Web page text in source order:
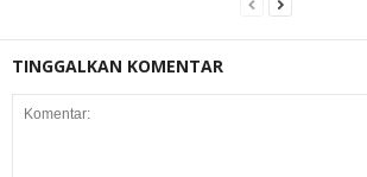
TINGGALKAN KOMENTAR